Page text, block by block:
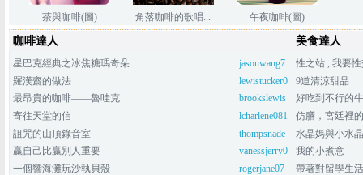
茶與咖啡(圖) 角落咖啡的歌唱... 午夜咖啡(圖)
咖啡達人
jasonwang7
474
星巴克經典之冰焦糖瑪奇朵
lewistucker0
721
羅漢齋的做法
brookslewis
0419
最昂貴的咖啡——魯哇克
lcharlene081
9
寄往天堂的信
thompsnade
r0916
詛咒的山頂錄音室
vanessjerry0
219
贏自己比贏別人重要
rogerjane07
一個響海灘玩沙執貝殼
美食達人
性之站 , 我要
9道清涼甜品
好吃到不行的
仿膳，宮廷裡
水晶媽與小水
我的小煮意
帶著對留學生